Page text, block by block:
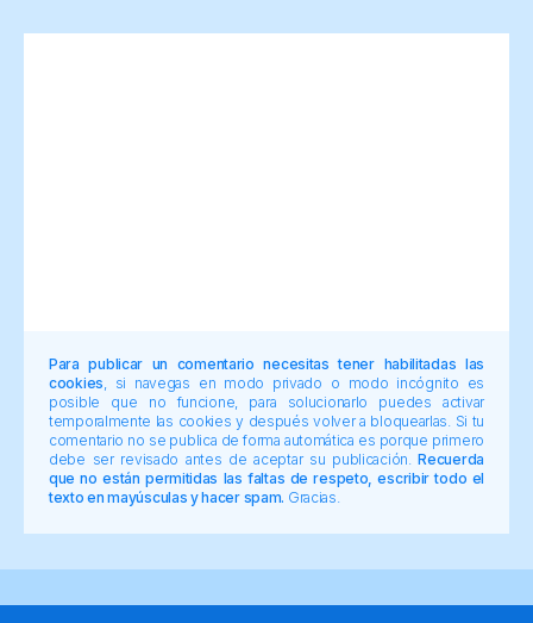
Para publicar un comentario necesitas tener habilitadas las
cookies , si navegas en modo privado o modo incógnito es
posible que no funcione, para solucionarlo puedes activar
temporalmente las cookies y después volver a bloquearlas. Si tu
comentario no se publica de forma automática es porque primero
debe ser revisado antes de aceptar su publicación.Recuerda
que no están permitidas las faltas de respeto, escribir todo el
texto en mayúsculas y hacer spam. Gracias.